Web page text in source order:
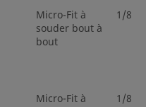
Micro-Fit à
souder bout à
bout
1/8 po
Micro-Fit à
1/8 po